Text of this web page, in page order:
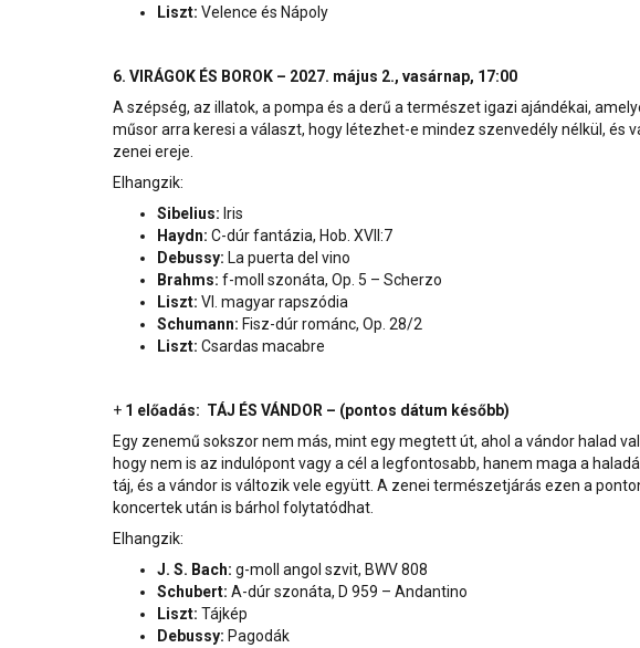
Liszt: Velence és Nápoly
6. VIRÁGOK ÉS BOROK – 2027. május 2., vasárnap, 17:00
A szépség, az illatok, a pompa és a derű a természet igazi ajándékai,
műsor arra keresi a választ, hogy létezhet-e mindez szenvedély nélkül, és
zenei ereje.
Elhangzik:
Sibelius: Iris
Haydn: C-dúr fantázia, Hob. XVII:7
Debussy: La puerta del vino
Brahms: f-moll szonáta, Op. 5 – Scherzo
Liszt: VI. magyar rapszódia
Schumann: Fisz-dúr románc, Op. 28/2
Liszt: Csardas macabre
+ 1 előadás: TÁJ ÉS VÁNDOR – (pontos dátum később)
Egy zenemű sokszor nem más, mint egy megtett út, ahol a vándor halad
hogy nem is az indulópont vagy a cél a legfontosabb, hanem maga a
táj, és a vándor is változik vele együtt. A zenei természetjárás ezen a
koncertek után is bárhol folytatódhat.
Elhangzik:
J. S. Bach: g-moll angol szvit, BWV 808
Schubert: A-dúr szonáta, D 959 – Andantino
Liszt: Tájkép
Debussy: Pagodák